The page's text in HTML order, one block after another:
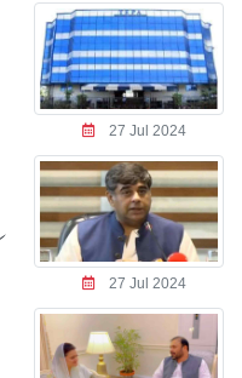
27 Jul 2024
27 Jul 2024